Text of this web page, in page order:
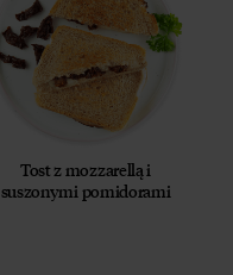
Tost z mozzarellą i
suszonymi pomidorami